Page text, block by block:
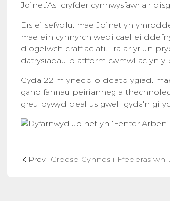
Joinet’As cryfder cynhwysfawr a'r
Ers ei sefydlu, mae Joinet yn
mae ein cynnyrch wedi cael ei
diogelwch craff ac ati. Tra ar yr un
datrysiadau platfform cwmwl ac yn y
Gyda 22 mlynedd o ddatblygiad,
ganolfannau peirianneg a
greu bywyd deallus gwell gyda'n
Prev